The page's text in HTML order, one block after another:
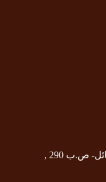
المملكة العربية السعودية - حائل- ص.ب 290 ,